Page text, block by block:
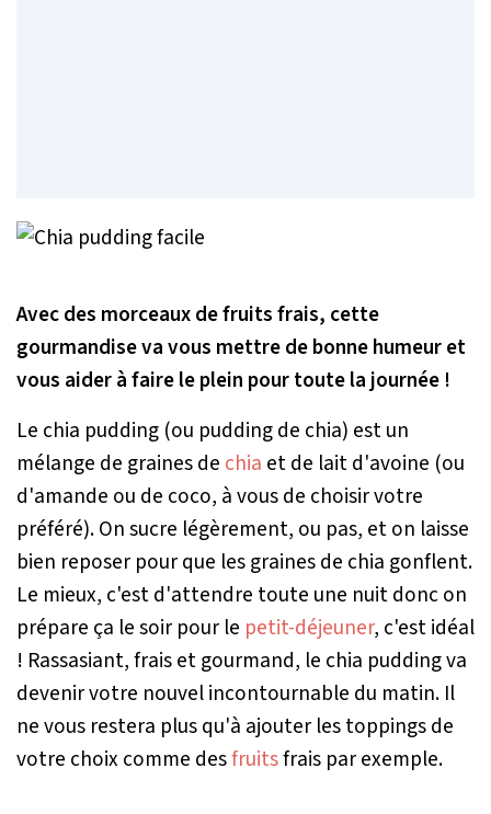
Avec des morceaux de fruits frais, cette
gourmandise va vous mettre de bonne humeur et
vous aider à faire le plein pour toute la journée !
Le chia pudding (ou pudding de chia) est un
mélange de graines de chia et de lait d'avoine (ou
d'amande ou de coco, à vous de choisir votre
préféré). On sucre légèrement, ou pas, et on laisse
bien reposer pour que les graines de chia gonflent.
Le mieux, c'est d'attendre toute une nuit donc on
prépare ça le soir pour le petit-déjeuner, c'est idéal
! Rassasiant, frais et gourmand, le chia pudding va
devenir votre nouvel incontournable du matin. Il
ne vous restera plus qu'à ajouter les toppings de
votre choix comme desfruitsfrais par exemple.